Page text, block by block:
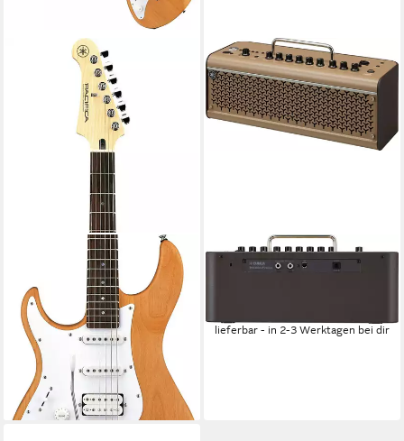
E-Gitarre Yamaha Pacifica
112JL YNS Lefthand E-Gitarre
Yellow Natural Satin, ST, E-
Gitarre für Linkshänder
269,00 €
330,00 €
-18%
lieferbar - in 2-3 Werktagen bei dir
YAMAHA
E-Gitarre Yamaha THR 30 IIA
lieferbar - in 2-3 Werktagen bei dir